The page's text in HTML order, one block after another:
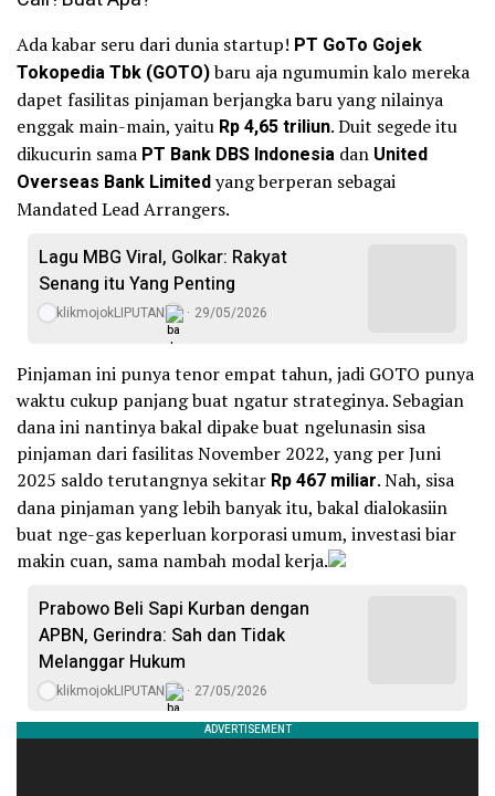
Ada kabar seru dari dunia startup! PT GoTo Gojek
Tokopedia Tbk (GOTO)baru aja ngumumin kalo mereka
dapet fasilitas pinjaman berjangka baru yang nilainya
enggak main-main, yaitu Rp 4,65 triliun. Duit segede itu
dikucurin sama PT Bank DBS Indonesia dan United
Overseas Bank Limitedyang berperan sebagai
Mandated Lead Arrangers.
Lagu MBG Viral, Golkar: Rakyat
Senang itu Yang Penting
klikmojokLIPUTAN 29/05/2026
Pinjaman ini punya tenor empat tahun, jadi GOTO punya
waktu cukup panjang buat ngatur strateginya. Sebagian
dana ini nantinya bakal dipake buat ngelunasin sisa
pinjaman dari fasilitas November 2022, yang per Juni
2025 saldo terutangnya sekitar Rp 467 miliar. Nah, sisa
dana pinjaman yang lebih banyak itu, bakal dialokasiin
buat nge-gas keperluan korporasi umum, investasi biar
makin cuan, sama nambah modal kerja.
Prabowo Beli Sapi Kurban dengan
APBN, Gerindra: Sah dan Tidak
Melanggar Hukum
klikmojokLIPUTAN 27/05/2026